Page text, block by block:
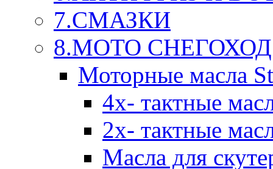
7.СМАЗКИ
8.МОТО
Моторные масла
4х- тактные
2х- тактные
Масла для